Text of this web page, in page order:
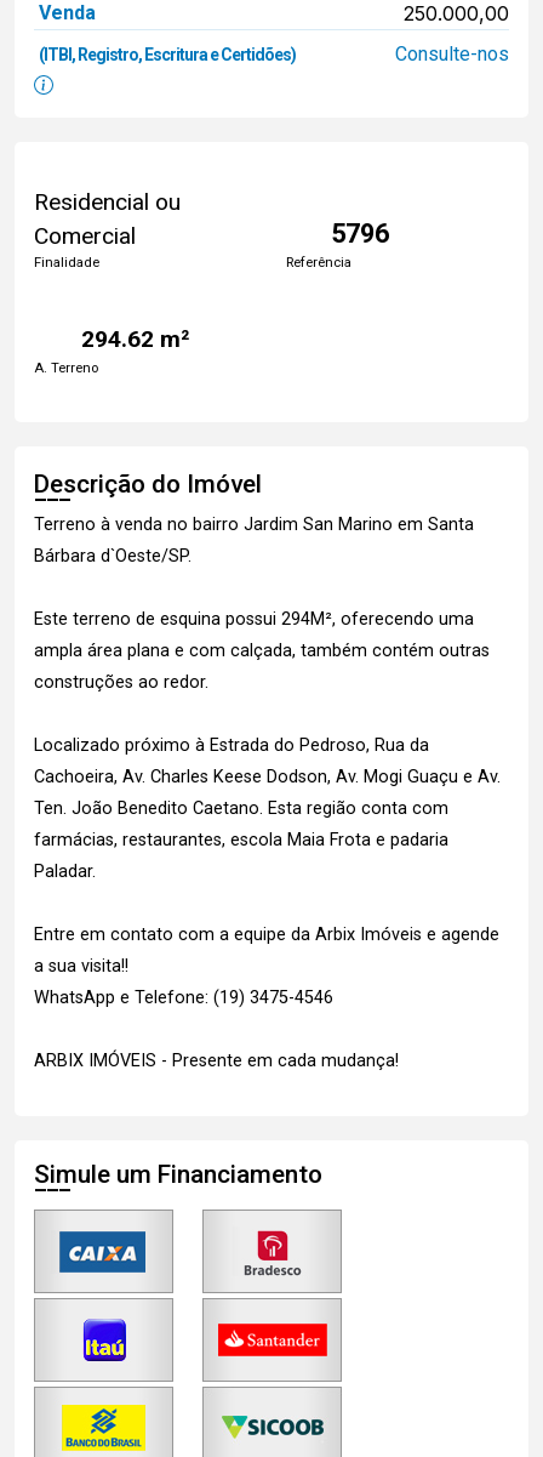
Venda 250.000,00
(ITBI, Registro, Escritura e Certidões) Consulte-nos
Residencial ou
Comercial
Finalidade
5796
Referência
294.62 m²
A. Terreno
Descrição do Imóvel
Terreno à venda no bairro Jardim San Marino em Santa
Bárbara d`Oeste/SP.
Este terreno de esquina possui 294M², oferecendo uma
ampla área plana e com calçada, também contém outras
construções ao redor.
Localizado próximo à Estrada do Pedroso, Rua da
Cachoeira, Av. Charles Keese Dodson, Av. Mogi Guaçu e Av.
Ten. João Benedito Caetano. Esta região conta com
farmácias, restaurantes, escola Maia Frota e padaria
Paladar.
Entre em contato com a equipe da Arbix Imóveis e agende
a sua visita!!
WhatsApp e Telefone: (19) 3475-4546
ARBIX IMÓVEIS - Presente em cada mudança!
Simule um Financiamento